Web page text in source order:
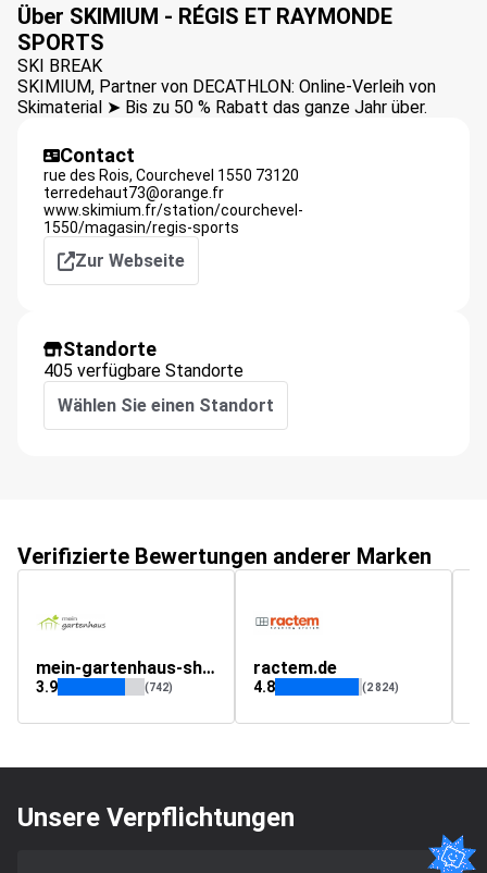
Über SKIMIUM - RÉGIS ET RAYMONDE
SPORTS
SKI BREAK
SKIMIUM, Partner von DECATHLON: Online-Verleih von
Skimaterial ➤ Bis zu 50 % Rabatt das ganze Jahr über.
Contact
rue des Rois, Courchevel 1550 73120
terredehaut73@orange.fr
www.skimium.fr/station/courchevel-
1550/magasin/regis-sports
Zur Webseite
Standorte
405 verfügbare Standorte
Wählen Sie einen Standort
Verifizierte Bewertungen anderer Marken
mein-gartenhaus-shop.de
3.9 (742)
ractem.de
4.8 (2 824)
Unsere Verpflichtungen